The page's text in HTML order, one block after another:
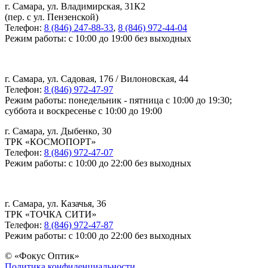
г. Самара, ул. Владимирская, 31К2
(пер. с ул. Пензенской)
Телефон: 8 (846) 247-88-33, 8 (846) 972-44-04
Режим работы: с 10:00 до 19:00 без выходных
г. Самара, ул. Садовая, 176 / Вилоновская, 44
Телефон: 8 (846) 972-47-97
Режим работы: понедельник - пятница с 10:00 до 19:30;
суббота и воскресенье с 10:00 до 19:00
г. Самара, ул. Дыбенко, 30
ТРК «КОСМОПОРТ»
Телефон: 8 (846) 972-47-07
Режим работы: с 10:00 до 22:00 без выходных
г. Самара, ул. Казачья, 36
ТРК «ТОЧКА СИТИ»
Телефон: 8 (846) 972-47-87
Режим работы: с 10:00 до 22:00 без выходных
© «Фокус Оптик»